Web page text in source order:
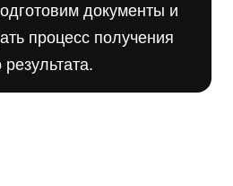
документы и
процесс получения